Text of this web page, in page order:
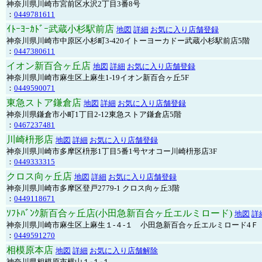
神奈川県川崎市宮前区水沢2丁目3番8号
： 0449781611
ｲﾄｰﾖｰｶﾄﾞｰ武蔵小杉駅前店 地図 詳細 お気に入り店舗登録
神奈川県川崎市中原区小杉町3-420イトーヨーカドー武蔵小杉駅前店5階
： 0447380611
イオン新百合ヶ丘店 地図 詳細 お気に入り店舗登録
神奈川県川崎市麻生区上麻生1-19イオン新百合ヶ丘5F
： 0449590071
東急ストア鎌倉店 地図 詳細 お気に入り店舗登録
神奈川県鎌倉市小町1丁目2-12東急ストア鎌倉店5階
： 0467237481
川崎枡形店 地図 詳細 お気に入り店舗登録
神奈川県川崎市多摩区枡形1丁目5番1号ヤオコー川崎枡形店3F
： 0449333315
クロス向ヶ丘店 地図 詳細 お気に入り店舗登録
神奈川県川崎市多摩区登戸2779-1 クロス向ヶ丘3階
： 0449118671
ｿﾌﾄﾊﾞﾝｸ新百合ヶ丘店(小田急新百合ヶ丘エルミロード) 地図 詳
神奈川県川崎市麻生区上麻生１-４-１ 小田急新百合ヶ丘エルミロード4Ｆ
： 0449591270
相模原本店 地図 詳細 お気に入り店舗解除